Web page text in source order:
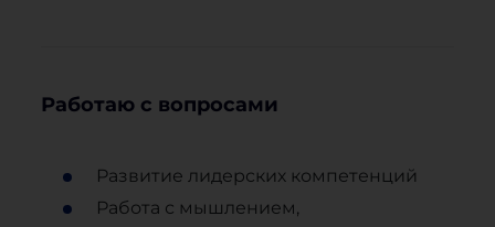
Работаю с вопросами
Развитие лидерских компетенций
Работа с мышлением,